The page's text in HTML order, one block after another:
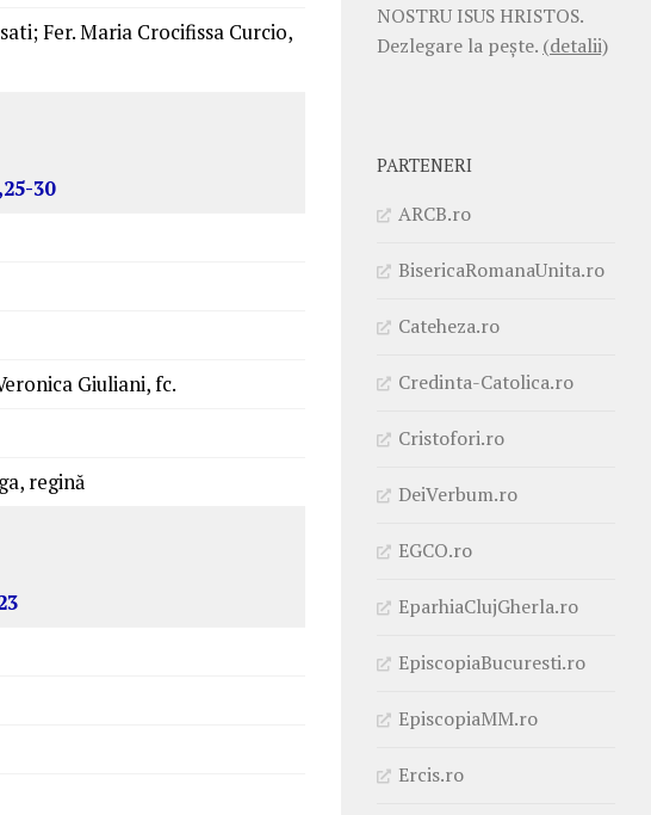
Fer. Maria Crocifissa Curcio,
30
Giuliani, fc.
regină
NOSTRU ISUS HRISTOS.
Dezlegare la pește. (detalii)
PARTENERI
ARCB.ro
BisericaRomanaUnita.ro
Cateheza.ro
Credinta-Catolica.ro
Cristofori.ro
DeiVerbum.ro
EGCO.ro
EparhiaClujGherla.ro
EpiscopiaBucuresti.ro
EpiscopiaMM.ro
Ercis.ro